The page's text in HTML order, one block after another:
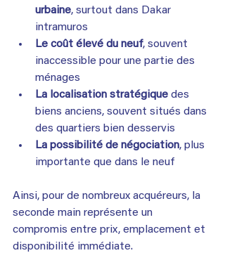
urbaine, surtout dans Dakar
intramuros
Le coût élevé du neuf, souvent
inaccessible pour une partie des
ménages
La localisation stratégique des
biens anciens, souvent situés dans
des quartiers bien desservis
La possibilité de négociation, plus
importante que dans le neuf
Ainsi, pour de nombreux acquéreurs, la
seconde main représente un
compromis entre prix, emplacement et
disponibilité immédiate.